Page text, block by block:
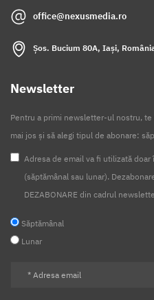
office@nexusmedia.ro
Șos. Bucium 80A, Iași,
Newsletter
Pentru a primi newsletter-ul nostru,
mai jos și să alegi tipul de abonare:
Adresa de email va fi utilizată
(săptămânal sau lunar).
DEZABONARE din cadrul
Săptămânal
Lunar